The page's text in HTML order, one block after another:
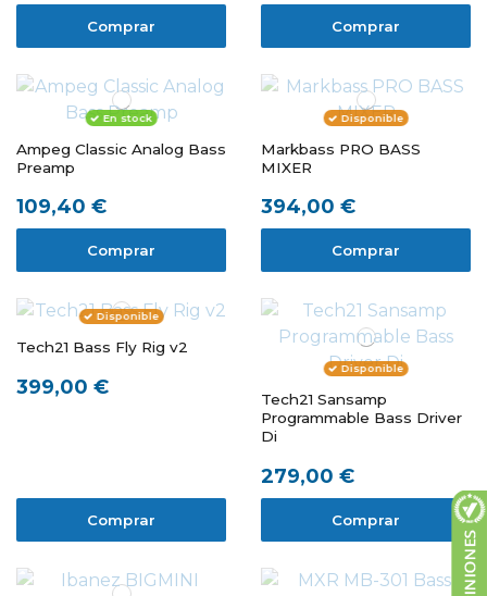
Comprar Comprar
En stock
Ampeg Classic Analog Bass
Preamp
109,40 €
Comprar
Disponible
Markbass PRO BASS
MIXER
394,00 €
Comprar
Disponible
Tech21 Bass Fly Rig v2
399,00 €
Comprar
Disponible
Tech21 Sansamp
Programmable Bass Driver
Di
279,00 €
Comprar